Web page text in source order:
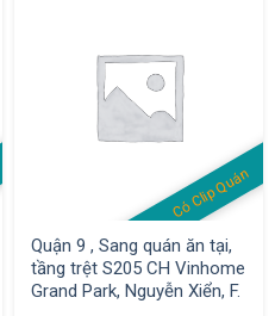
Có Clip Quán
Quận 9 , Sang quán ăn tại,
tầng trệt S205 CH Vinhome
Grand Park, Nguyễn Xiển, F.